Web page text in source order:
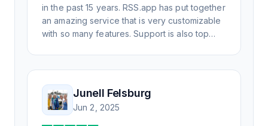
in the past 15 years. RSS.app has put together
an amazing service that is very customizable
with so many features. Support is also top
professionally. Highly recommend for all your
RSS feed needs. Our trucking news hub
website couldn't work without it. Thank you.
Junell Felsburg
Jun 2, 2025